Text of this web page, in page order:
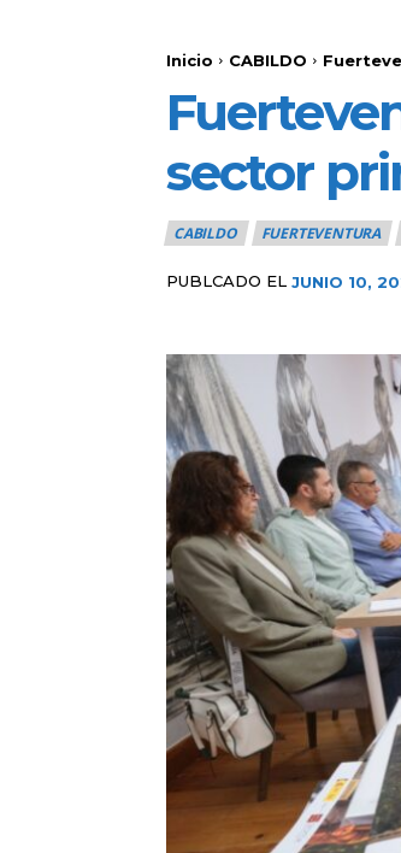
Inicio CABILDO
sector
CABILDO FUERTEVENTURA
PUBLCADO EL JUNIO 10,